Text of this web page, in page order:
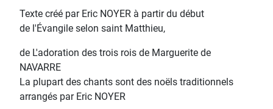
Texte créé par Eric NOYER à partir du début
de l'Évangile selon saint Matthieu,
de L'adoration des trois rois de Marguerite de
NAVARRE
La plupart des chants sont des noëls traditionnels
arrangés par Eric NOYER